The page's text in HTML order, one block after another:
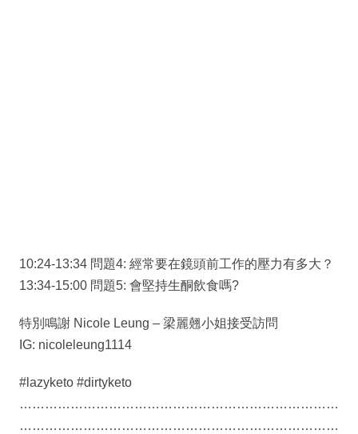
10:24-13:34 問題4: 經常要在鏡頭前工作的壓力有多大？
13:34-15:00 問題5: 會堅持生酮飲食嗎?
特別鳴謝 Nicole Leung – 梁麗翹小姐接受訪問
IG: nicoleleung1114
#lazyketo #dirtyketo
…………………………………………………………………
…………………………………………………………………